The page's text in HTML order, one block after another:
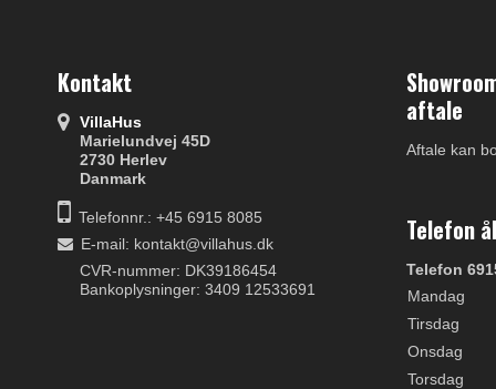
Kontakt
VillaHus
Marielundvej 45D
2730 Herlev
Danmark
Telefonnr.: +45 6915 8085
E-mail: kontakt@villahus.dk
CVR-nummer: DK39186454
Bankoplysninger: 3409 12533691
aftale
Aftale kan
Telefon
Telefon
Mandag
Tirsdag
Onsdag
Torsdag